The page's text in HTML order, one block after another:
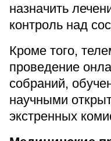
назначить
контроль над
Кроме того,
проведение
собраний,
научными
экстренных